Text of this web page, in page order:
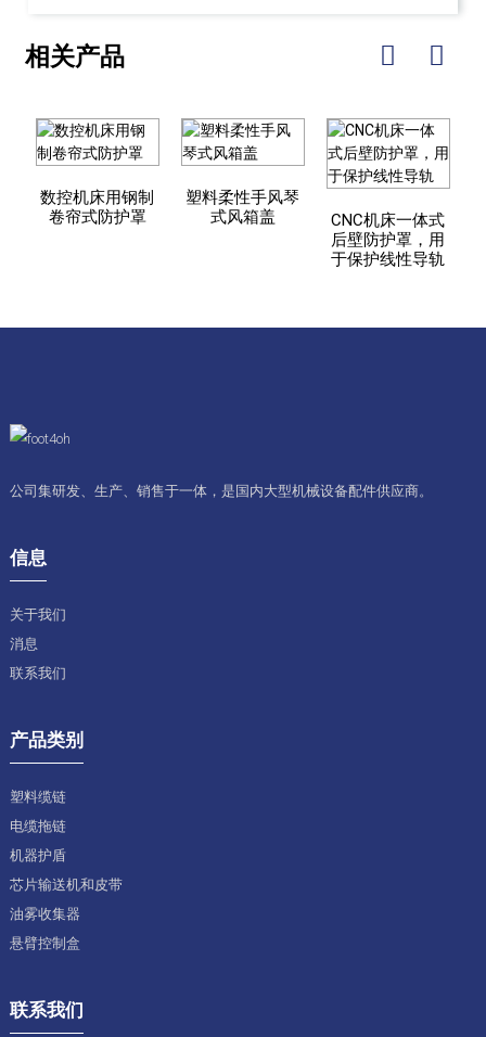
相关产品
数控机床用钢制
卷帘式防护罩
塑料柔性手风琴
式风箱盖
CNC机床一体式
后壁防护罩，用
于保护线性导轨
公司集研发、生产、销售于一体，是国内大型机械设备配件供应商。
信息
关于我们
消息
联系我们
产品类别
塑料缆链
电缆拖链
机器护盾
芯片输送机和皮带
油雾收集器
悬臂控制盒
联系我们